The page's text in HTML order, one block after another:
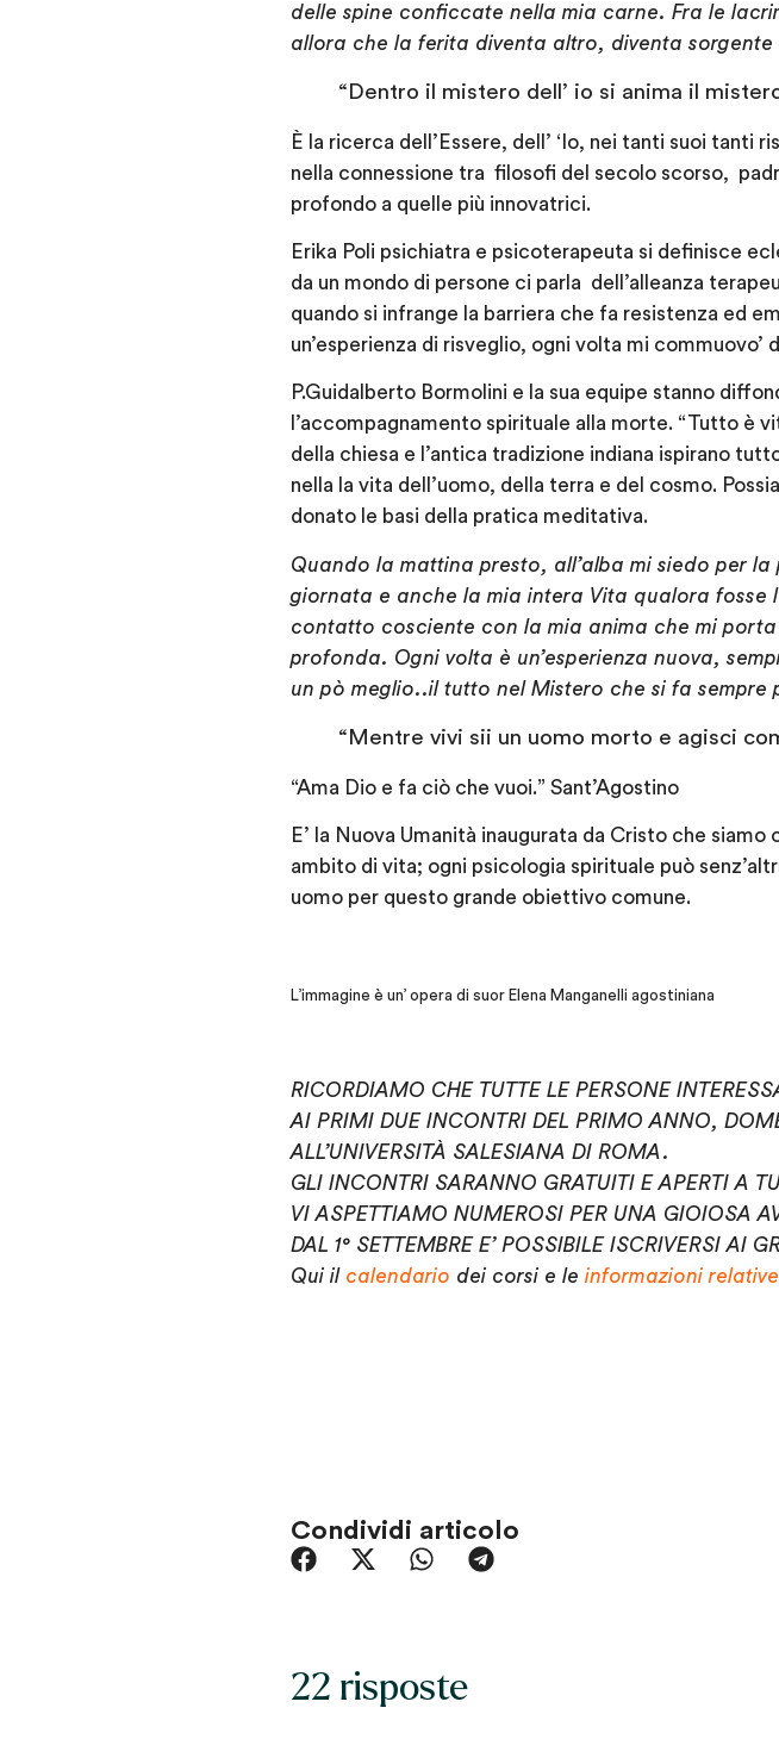
delle spine conficcate nella mia carne. Fra le
allora che la ferita diventa altro, diventa
“Dentro il mistero dell’ io si anima il
È la ricerca dell’Essere, dell’ ‘Io, nei tanti suoi
nella connessione tra filosofi del secolo scorso,
profondo a quelle più innovatrici.
Erika Poli psichiatra e psicoterapeuta si definisce
da un mondo di persone ci parla dell’alleanza
quando si infrange la barriera che fa resistenza ed
un’esperienza di risveglio, ogni volta mi commuovo’
P.Guidalberto Bormolini e la sua equipe stanno
l’accompagnamento spirituale alla morte. “Tutto è
della chiesa e l’antica tradizione indiana ispirano
nella la vita dell’uomo, della terra e del cosmo.
donato le basi della pratica meditativa.
Quando la mattina presto, all’alba mi siedo per
giornata e anche la mia intera Vita qualora fosse
contatto cosciente con la mia anima che mi
profonda. Ogni volta è un’esperienza nuova,
un pò meglio..il tutto nel Mistero che si fa sempre
“Mentre vivi sii un uomo morto e agisci
“Ama Dio e fa ciò che vuoi.” Sant’Agostino
E’ la Nuova Umanità inaugurata da Cristo che
ambito di vita; ogni psicologia spirituale può
uomo per questo grande obiettivo comune.
L’immagine è un’ opera di suor Elena Manganelli agostiniana
RICORDIAMO CHE TUTTE LE PERSONE
AI PRIMI DUE INCONTRI DEL PRIMO ANNO,
ALL’UNIVERSITÀ SALESIANA DI ROMA.
GLI INCONTRI SARANNO GRATUITI E APERTI A
VI ASPETTIAMO NUMEROSI PER UNA GIOIOSA
DAL 1° SETTEMBRE E’ POSSIBILE ISCRIVERSI AI
Qui il calendario dei corsi e le informazioni
Condividi articolo
22 risposte